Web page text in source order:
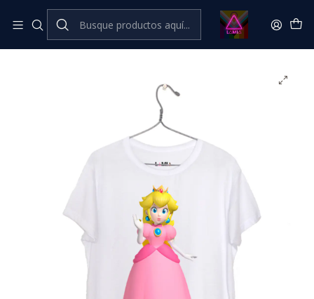
Inicio Catálogo Classic Cine Series y TV Classic
Princesa Peach #1